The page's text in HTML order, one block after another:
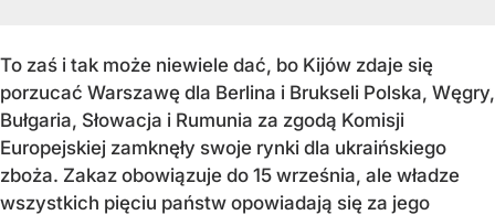
To zaś i tak może niewiele dać, bo Kijów zdaje się
porzucać Warszawę dla Berlina i Brukseli Polska, Węgry,
Bułgaria, Słowacja i Rumunia za zgodą Komisji
Europejskiej zamknęły swoje rynki dla ukraińskiego
zboża. Zakaz obowiązuje do 15 września, ale władze
wszystkich pięciu państw opowiadają się za jego